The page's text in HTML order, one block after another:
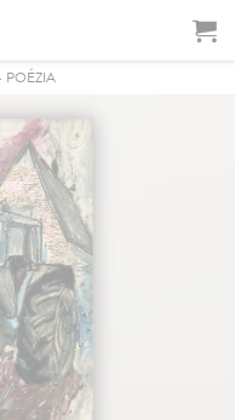
POÉZIA